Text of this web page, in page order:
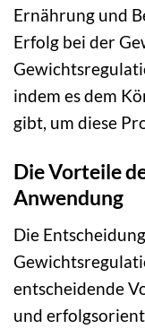
Ernährung und
Erfolg bei der
indem es dem
gibt, um diese
Die Vorteile
Anwendung
Die
entscheidende
und